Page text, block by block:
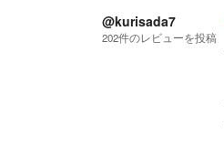
@kurisada7
202件のレビューを投稿